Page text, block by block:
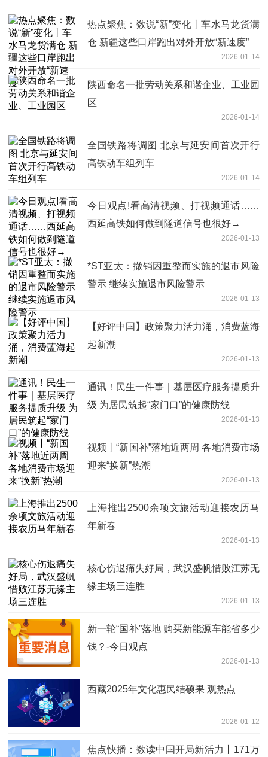
热点聚焦：数说“新”变化丨车水马龙货满
仓 新疆这些口岸跑出对外开放“新速度”
2026-01-14
陕西命名一批劳动关系和谐企业、工业园
区
2026-01-14
全国铁路将调图 北京与延安间首次开行
高铁动车组列车
2026-01-14
今日观点!看高清视频、打视频通话……
西延高铁如何做到隧道信号也很好→
2026-01-13
*ST亚太：撤销因重整而实施的退市风险
警示 继续实施退市风险警示
2026-01-13
【好评中国】政策聚力活力涌，消费蓝海
起新潮
2026-01-13
通讯！民生一件事｜基层医疗服务提质升
级 为居民筑起“家门口”的健康防线
2026-01-13
视频丨“新国补”落地近两周 各地消费市场
迎来“换新”热潮
2026-01-13
上海推出2500余项文旅活动迎接农历马
年新春
2026-01-13
核心伤退痛失好局，武汉盛帆惜败江苏无
缘主场三连胜
2026-01-13
新一轮“国补”落地 购买新能源车能省多少
钱？-今日观点
2026-01-13
西藏2025年文化惠民结硕果 观热点
2026-01-12
焦点快播：数读中国开局新活力丨171万